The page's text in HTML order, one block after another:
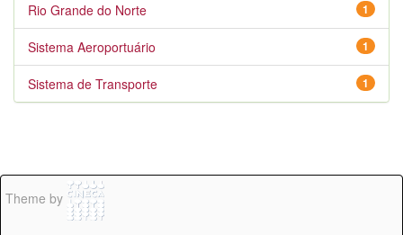
1
Rio Grande do Norte
1
Sistema Aeroportuário
1
Sistema de Transporte
Theme by